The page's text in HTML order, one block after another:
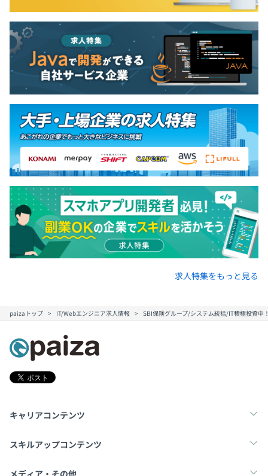
求人特集をもっと見る
paizaトップ IT/Webエンジニア求人情報 SBI保険グループ/システム統括/IT積極投資中
キャリアコンテンツ
転職・キャリア
スキルアップコンテンツ
学習